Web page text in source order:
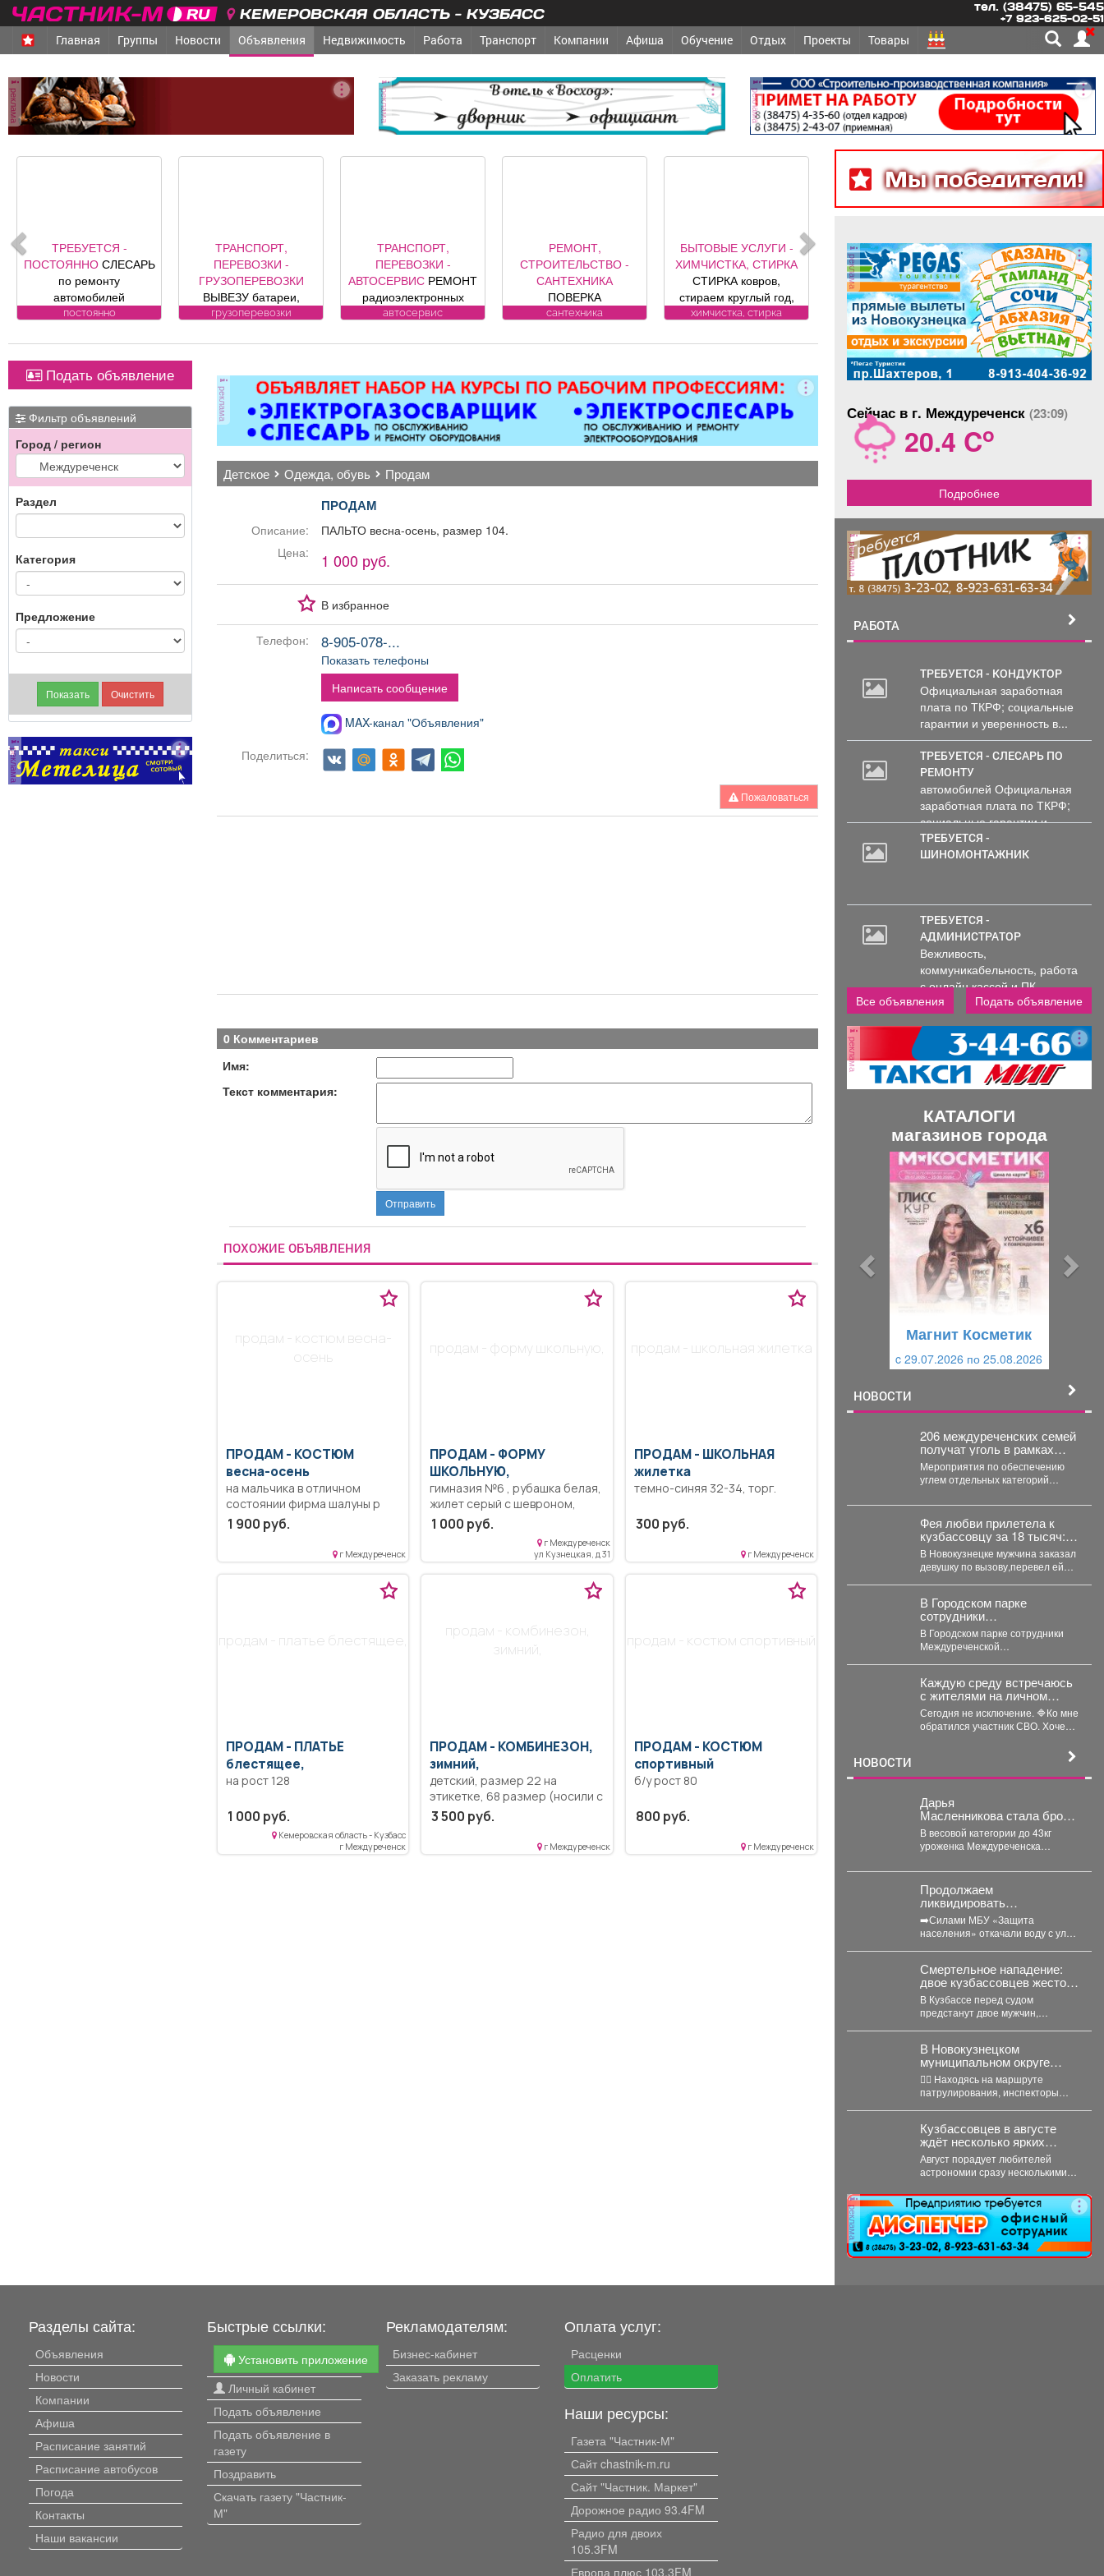
КЕМЕРОВСКАЯ ОБЛАСТЬ - КУЗБАСС тел. (38475) 65-545
+7 923-625-02-51
Главная Группы Новости Объявления Недвижимость Работа Транспорт Компании Афиша Обучение Отдых Проекты Товары
реклама реклама реклама
ТРЕБУЕТСЯ -
ПОСТОЯННОСЛЕСАРЬ
по ремонту
автомобилей
Требования к
Официальная
заработная плата по
ТКРФ; социальные
гарантии и уверенность
в завтрашнем дне;
возможность
профессионального и
карьерного роста;
возможность трудиться
постоянно
ТРАНСПОРТ,
ПЕРЕВОЗКИ -
ГРУЗОПЕРЕВОЗКИ
ВЫВЕЗУ батареи,
ванны, печки,
БЕСПЛАТНО.
грузоперевозки
ТРАНСПОРТ,
ПЕРЕВОЗКИ -
АВТОСЕРВИС РЕМОНТ
радиоэлектронных
компонентов
контроля, ЭБУ,
магнитол,
электроусилителей
руля,
многофункциональных
дисплеев, и многого
другого. Быстро,
качественно, недорого!
ремонта определяется
после осмотра
автосервис
РЕМОНТ,
СТРОИТЕЛЬСТВО -
САНТЕХНИКА
ПОВЕРКА
ВОДОСЧЕТЧИКОВ на
замена, регистрация.
сантехника
БЫТОВЫЕ УСЛУГИ -
ХИМЧИСТКА, СТИРКА
СТИРКА ковров,
стираем круглый год,
заберем и привезем
Пенсионерам скидка
ковер»).
химчистка, стирка
Подать объявление
Фильтр объявлений
Город / регион
Раздел
Категория
Предложение
реклама
реклама
детское одежда, обувь продам
ПРОДАМ
Описание:
ПАЛЬТО весна-осень, размер 104.
Цена:
1 000 руб.
В избранное
Телефон: 8-905-078-...
Показать телефоны
Написать сообщение
MAX-канал "Объявления"
Поделиться:
Пожаловаться
0 Комментариев
Имя:
Текст комментария:
Отправить
ПОХОЖИЕ ОБЪЯВЛЕНИЯ
продам - костюм весна-
осень
ПРОДАМ - КОСТЮМ
весна-осень
на мальчика в отличном
состоянии фирма шалуны р
110.
1 900 руб.
г Междуреченск
продам - форму школьную,
ПРОДАМ - ФОРМУ
ШКОЛЬНУЮ,
гимназия №6 , рубашка белая,
жилет серый с шевроном,
брюки серые. Носили 3 класс,
рост примерно 140-145, длина
брюк от пояса 85 см + 2 см,
запас. Брюки плотный
1 000 руб.
г Междуреченск
ул Кузнецкая, д 31
продам - школьная жилетка
ПРОДАМ - ШКОЛЬНАЯ
жилетка
темно-синяя 32-34, торг.
300 руб.
г Междуреченск
продам - платье блестящее,
ПРОДАМ - ПЛАТЬЕ
блестящее,
на рост 128
1 000 руб.
Кемеровская область - Кузбасс
г Междуреченск
продам - комбинезон,
зимний,
ПРОДАМ - КОМБИНЕЗОН,
зимний,
детский, размер 22 на
этикетке, 68 размер (носили с
5 месяцев), с очень милыми
ушками на капюшоне, теплый,
можно отстегнуть теплый
подклад и носить в более
3 500 руб.
г Междуреченск
продам - костюм спортивный
ПРОДАМ - КОСТЮМ
спортивный
б/у рост 80
800 руб.
г Междуреченск
Мы победители!
реклама
Сейчас в г. Междуреченск (23:09)
20.4 Co
Подробнее
реклама
РАБОТА
ТРЕБУЕТСЯ - КОНДУКТОР
Официальная заработная
плата по ТКРФ; социальные
гарантии и уверенность в...
ТРЕБУЕТСЯ - СЛЕСАРЬ ПО
РЕМОНТУ
автомобилей Официальная
заработная плата по ТКРФ;
социальные гарантии и
уверенность в...
ТРЕБУЕТСЯ -
ШИНОМОНТАЖНИК
ТРЕБУЕТСЯ -
АДМИНИСТРАТОР
Вежливость,
коммуникабельность, работа
с онлайн кассой и ПК
(программы...
Все объявления Подать объявление
реклама
КАТАЛОГИ
магазинов города
Магнит Косметик
c 29.07.2026 по 25.08.2026
НОВОСТИ
206 междуреченских семей
получат уголь в рамках
областной
благотворительной акции.
Мероприятия по обеспечению
углем отдельных категорий
печным отоплением, проводятся
ежегодно...
Фея любви прилетела к
кузбассовцу за 18 тысяч:
счастье продлилось
недолго
В Новокузнецке мужчина заказал
девушку по вызову,перевел ей
В Городском парке
сотрудники
Междуреченской
Госавтоинспекции
развернули интерактивные
профилактические
площадки
В Городском парке сотрудники
Междуреченской
профилактические площадки по
популяризации Правил
дорожного движения...
Каждую среду встречаюсь
с жителями на личном
приёме.
Сегодня не исключение. 🔷Ко мне
обратился участник СВО. Хочет
НОВОСТИ
Дарья
Масленникова стала бронз
овым призёром первенства
мира по спортивной
борьбе.
В весовой категории до 43кг
уроженка Междуреченска
одно поражение. В...
Продолжаем
ликвидировать
последствия подтопления
в Орджоникидзевском
районе.
➡️Силами МБУ «Защита
населения» откачали воду с улиц
Проверили работоспособность
шандоров...
Смертельное нападение:
двое кузбассовцев жестоко
расправились с прохожим
В Кузбассе перед судом
предстанут двое мужчин,
В Новокузнецком
муниципальном округе
сотрудники
Госавтоинспекции
задержали нетрезвого
водителя, повторно
севшего за руль в
состоянии опьянения
👮‍♂ Находясь на маршруте
патрулирования, инспекторы
Логан». За...
Кузбассовцев в августе
ждёт несколько ярких
астрономических событий
Август порадует любителей
астрономии сразу несколькими
важное явление месяца -
частное лунное...
реклама
Разделы сайта:
Объявления
Новости
Компании
Афиша
Расписание занятий
Расписание автобусов
Погода
Контакты
Наши вакансии
Быстрые ссылки:
Установить приложение
Личный кабинет
Подать объявление
Подать объявление в
газету
Поздравить
Скачать газету "Частник-
М"
Рекламодателям:
Бизнес-кабинет
Заказать рекламу
Оплата услуг:
Расценки
Оплатить
Наши ресурсы:
Газета "Частник-М"
Сайт chastnik-m.ru
Сайт "Частник. Маркет"
Дорожное радио 93.4FM
Радио для двоих
105.3FM
Европа плюс 103.3FM